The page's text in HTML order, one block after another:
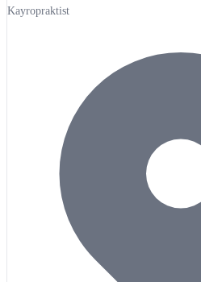
Kayropraktist